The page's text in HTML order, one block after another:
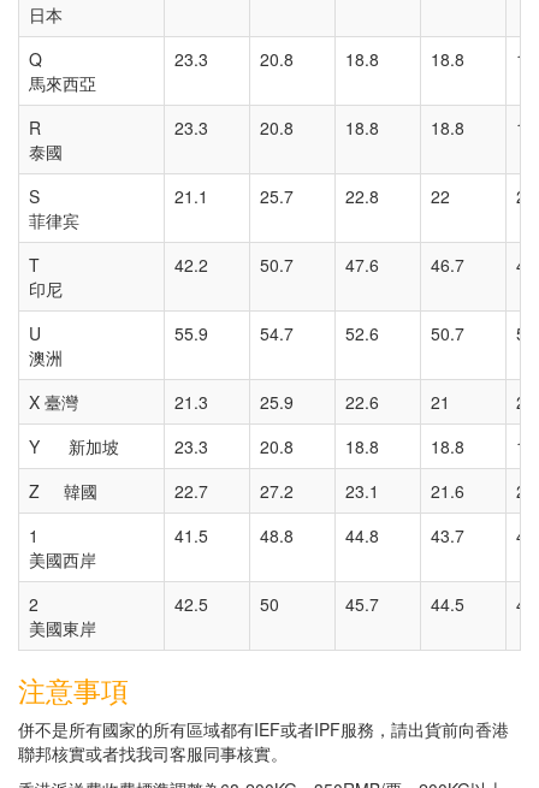
日本
Q
馬來西亞
23.3 20.8 18.8 18.8
R
泰國
23.3 20.8 18.8 18.8
S
菲律宾
21.1 25.7 22.8 22
T
印尼
42.2 50.7 47.6 46.7
U
澳洲
55.9 54.7 52.6 50.7
X 臺灣 21.3 25.9 22.6 21
Y 新加坡
23.3 20.8 18.8 18.8
Z 韓國
22.7 27.2 23.1 21.6
21
1
美國西岸
41.5 48.8 44.8 43.7
2
美國東岸
42.5 50 45.7 44.5
注意事項
併不是所有國家的所有區域都有IEF或者IPF服務，請出貨前向香港
聯邦核實或者找我司客服同事核實。